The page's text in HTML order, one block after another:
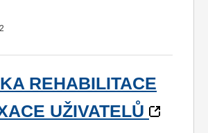
REHABILITACE
UŽIVATELŮ